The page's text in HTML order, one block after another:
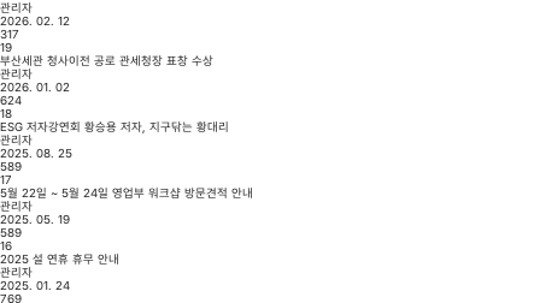
관리자
2026. 02. 12
317
19
부산세관 청사이전 공로 관세청장 표창 수상
관리자
2026. 01. 02
624
18
ESG 저자강연회 황승용 저자, 지구닦는 황대리
관리자
2025. 08. 25
589
17
5월 22일 ~ 5월 24일 영업부 워크샵 방문견적 안내
관리자
2025. 05. 19
589
16
2025 설 연휴 휴무 안내
관리자
2025. 01. 24
769